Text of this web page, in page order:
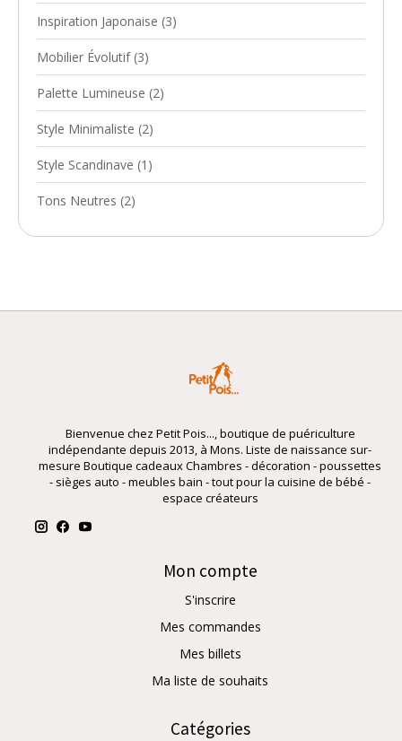
Inspiration Japonaise (3)
Mobilier Évolutif (3)
Palette Lumineuse (2)
Style Minimaliste (2)
Style Scandinave (1)
Tons Neutres (2)
Bienvenue chez Petit Pois..., boutique de puériculture
indépendante depuis 2013, à Mons. Liste de naissance sur-
mesure Boutique cadeaux Chambres - décoration - poussettes
- sièges auto - meubles bain - tout pour la cuisine de bébé -
espace créateurs
Mon compte
S'inscrire
Mes commandes
Mes billets
Ma liste de souhaits
Catégories